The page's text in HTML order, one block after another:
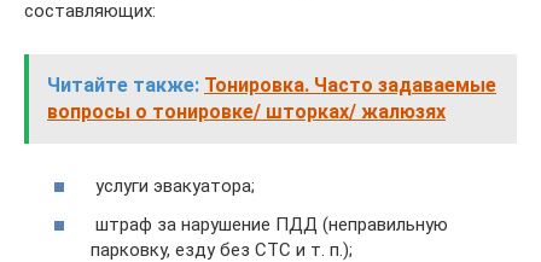
составляющих:
Читайте также: Тонировка. Часто задаваемые
вопросы о тонировке/ шторках/ жалюзях
услуги эвакуатора;
штраф за нарушение ПДД (неправильную
парковку, езду без СТС и т. п.);